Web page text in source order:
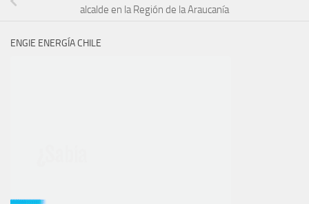
alcalde en la Región de la Araucanía
ENGIE ENERGÍA CHILE